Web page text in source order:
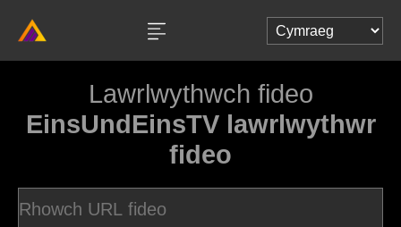
Lawrlwythwch fideo
EinsUndEinsTV lawrlwythwr
fideo